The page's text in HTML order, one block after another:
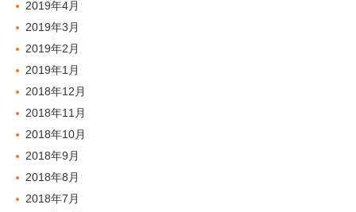
2019年4月
2019年3月
2019年2月
2019年1月
2018年12月
2018年11月
2018年10月
2018年9月
2018年8月
2018年7月